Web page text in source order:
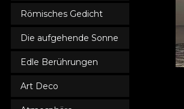
Römisches Gedicht
Die aufgehende Sonne
Edle Berührungen
Art Deco